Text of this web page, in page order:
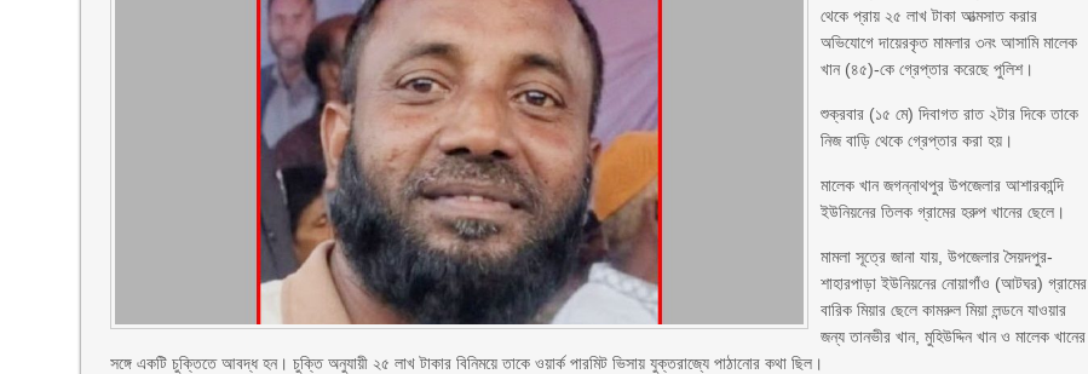
থেকে প্রায় ২৫ লাখ টাকা আত্মসাত করার
অভিযোগে দায়েরকৃত মামলার ৩নং আসামি মালেক
খান (৪৫)-কে গ্রেপ্তার করেছে পুলিশ।
শুক্রবার (১৫ মে) দিবাগত রাত ২টার দিকে তাকে
নিজ বাড়ি থেকে গ্রেপ্তার করা হয়।
মালেক খান জগন্নাথপুর উপজেলার আশারকান্দি
ইউনিয়নের তিলক গ্রামের হরুপ খানের ছেলে।
মামলা সূত্রে জানা যায়, উপজেলার সৈয়দপুর-
শাহারপাড়া ইউনিয়নের নোয়াগাঁও (আটঘর) গ্রামের
বারিক মিয়ার ছেলে কামরুল মিয়া লন্ডনে যাওয়ার
জন্য তানভীর খান, মুহিউদ্দিন খান ও মালেক খানের
সঙ্গে একটি চুক্তিতে আবদ্ধ হন। চুক্তি অনুযায়ী ২৫ লাখ টাকার বিনিময়ে তাকে ওয়ার্ক পারমিট ভিসায় যুক্তরাজ্যে পাঠানোর কথা ছিল।